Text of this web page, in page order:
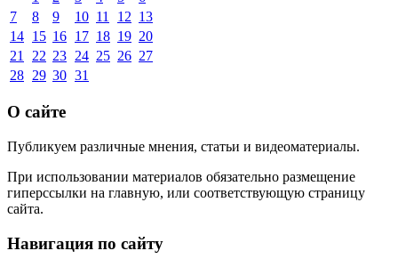
7
8 9 10 11 12 13
14 15 16 17 18 19 20
21
22 23 24 25 26 27
28 29 30 31
О сайте
Публикуем различные мнения, статьи и видеоматериалы.
При использовании материалов обязательно размещение
гиперссылки на главную, или соответствующую страницу
сайта.
Навигация по сайту